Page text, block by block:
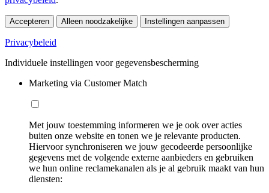
Accepteren Alleen noodzakelijke Instellingen aanpassen
Privacybeleid
Individuele instellingen voor gegevensbescherming
Marketing via Customer Match
Met jouw toestemming informeren we je ook over acties
buiten onze website en tonen we je relevante producten.
Hiervoor synchroniseren we jouw gecodeerde persoonlijke
gegevens met de volgende externe aanbieders en gebruiken
we hun online reclamekanalen als je al gebruik maakt van hun
diensten: